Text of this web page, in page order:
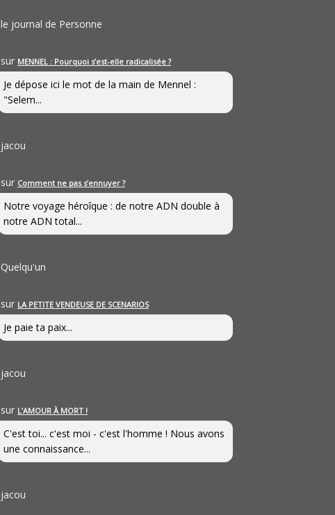
le journal de Personne
sur MENNEL : Pourquoi s’est-elle radicalisée ?
Je dépose ici le mot de la main de Mennel :
"Selem...
jacou
sur Comment ne pas s’ennuyer ?
Notre voyage héroîque : de notre ADN double à
notre ADN total...
Quelqu'un
sur LA PETITE VENDEUSE DE SCENARIOS
Je paie ta paix...
jacou
sur L’AMOUR À MORT !
C'est toi... c'est moi - c'est l'homme ! Nous avons
une connaissance...
jacou